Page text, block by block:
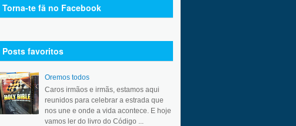
Torna-te fã no Facebook
Posts favoritos
Oremos todos
Caros irmãos e irmãs, estamos aqui
reunidos para celebrar a estrada que
nos une e onde a vida acontece. E hoje
vamos ler do livro do Código ...